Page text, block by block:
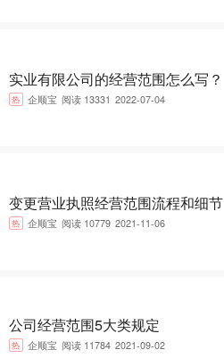
实业有限公司的经营范围怎么写？
热 企顺宝 阅读 13331 2022-07-04
变更营业执照经营范围流程和细节
热 企顺宝 阅读 10779 2021-11-06
公司经营范围5大类规定
热 企顺宝 阅读 11784 2021-09-02